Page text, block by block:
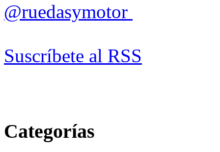
@ruedasymotor
Suscríbete al RSS
Categorías